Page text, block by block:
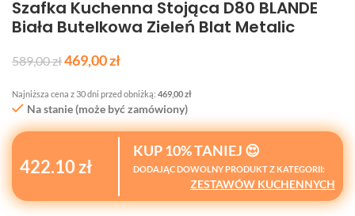
Szafka Kuchenna Stojąca D80 BLANDE
Biała Butelkowa Zieleń Blat Metalic
589,00zł469,00zł
Najniższa cena z 30 dni przed obniżką: 469,00zł
Na stanie (może być zamówiony)
422.10 zł
KUP 10% TANIEJ 😍
DODAJĄC DOWOLNY PRODUKT Z KATEGORII:
ZESTAWÓW KUCHENNYCH